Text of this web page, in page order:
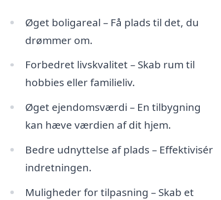
Øget boligareal – Få plads til det, du
drømmer om.
Forbedret livskvalitet – Skab rum til
hobbies eller familieliv.
Øget ejendomsværdi – En tilbygning
kan hæve værdien af dit hjem.
Bedre udnyttelse af plads – Effektivisér
indretningen.
Muligheder for tilpasning – Skab et